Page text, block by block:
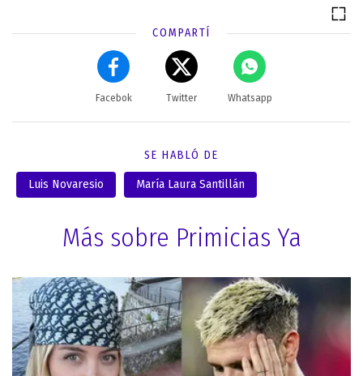
COMPARTÍ
Facebok Twitter Whatsapp
SE HABLÓ DE
Luis Novaresio María Laura Santillán
Más sobre Primicias Ya